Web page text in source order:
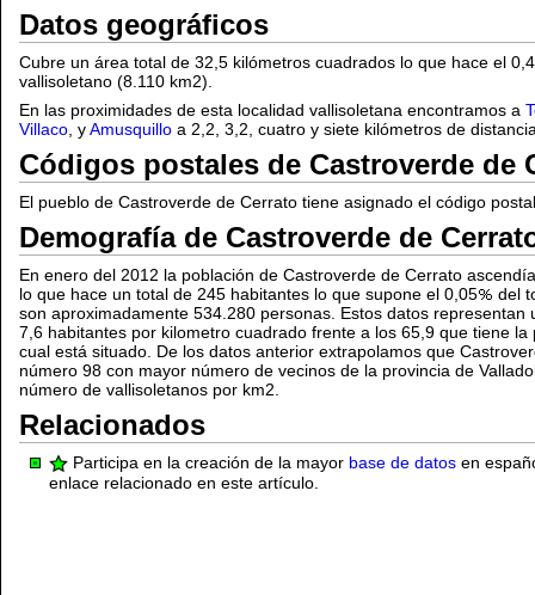
Datos geográficos
Cubre un área total de 32,5 kilómetros cuadrados lo que hace el
vallisoletano (8.110 km2).
En las proximidades de esta localidad vallisoletana encontramos a
Villaco , yAmusquillo a 2,2, 3,2, cuatro y siete kilómetros de
Códigos postales de Castroverde de
El pueblo de Castroverde de Cerrato tiene asignado el código
Demografía de Castroverde de
En enero del 2012 la población de Castroverde de Cerrato
lo que hace un total de 245 habitantes lo que supone el 0,05
del
son aproximadamente 534.280 personas. Estos datos representan
7,6 habitantes por kilometro cuadrado frente a los 65,9 que tiene la
cual está situado. De los datos anterior extrapolamos que
número 98 con mayor número de vecinos de la provincia de
número de vallisoletanos por km2.
Relacionados
Participa en la creación de la mayor base de datos en
enlace relacionado en este artículo.